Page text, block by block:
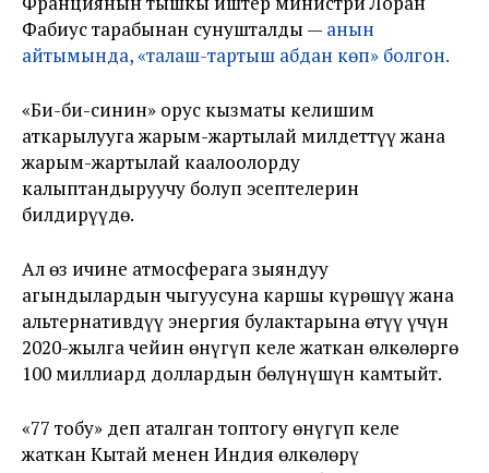
Фабиус тарабынан сунушталды — анын
айтымында, «талаш-тартыш абдан көп» болгон.
«Би-би-синин» орус кызматы келишим
аткарылууга жарым-жартылай милдеттүү жана
жарым-жартылай каалоолорду
калыптандыруучу болуп эсептелерин
билдирүүдө.
Ал өз ичине атмосферага зыяндуу
агындылардын чыгуусуна каршы күрөшүү жана
альтернативдүү энергия булактарына өтүү үчүн
2020-жылга чейин өнүгүп келе жаткан өлкөлөргө
100 миллиард доллардын бөлүнүшүн камтыйт.
«77 тобу» деп аталган топтогу өнүгүп келе
жаткан Кытай менен Индия өлкөлөрү